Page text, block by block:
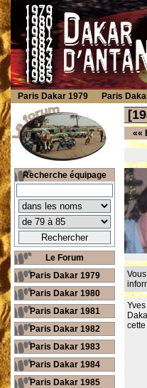
««
Recherche équipage
Le Forum
Paris Dakar 1979
Paris Dakar 1980
Paris Dakar 1981
Paris Dakar 1982
Paris Dakar 1983
Paris Dakar 1984
Paris Dakar 1985
Paris Dakar 1979 Paris